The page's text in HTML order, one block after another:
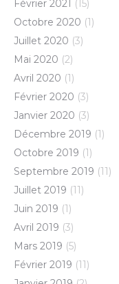
Février 2021
(15)
Octobre 2020 (1)
Juillet 2020 (3)
Mai 2020 (2)
Avril 2020 (1)
Février 2020 (3)
Janvier 2020 (3)
Décembre 2019 (1)
Octobre 2019 (1)
Septembre 2019 (11)
Juillet 2019 (11)
Juin 2019 (1)
Avril 2019 (3)
Mars 2019 (5)
Février 2019 (11)